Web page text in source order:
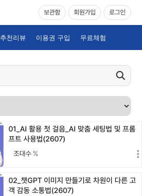
보관함 회원가입 로그인
추천리뷰 이용권 구입 무료체험
01_AI 활용 첫 걸음_AI 맞춤 세팅법 및 프롬
프트 사용법(2607)
조대수 %
02_챗GPT 이미지 만들기로 차원이 다른 고
객 감동 소통법(2607)